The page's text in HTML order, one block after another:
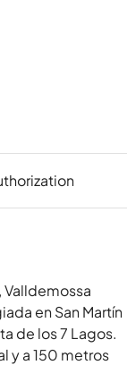
en San Martín
de los 7 Lagos.
y a 150 metros